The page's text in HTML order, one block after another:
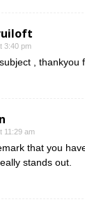
3:40 pm
, thankyou
11:29 am
that you
stands out.